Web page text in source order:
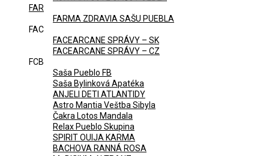
FAR
FARMA ZDRAVIA SAŠU PUEBLA
FAC
FACEARCANE SPRÁVY – SK
FACEARCANE SPRÁVY – CZ
FCB
Saša Pueblo FB
Saša Bylinková Apatéka
ANJELI DETI ATLANTIDY
Astro Mantia Veštba Sibyla
Čakra Lotos Mandala
Relax Pueblo Skupina
SPIRIT OUIJA KARMA
BACHOVA RANNÁ ROSA